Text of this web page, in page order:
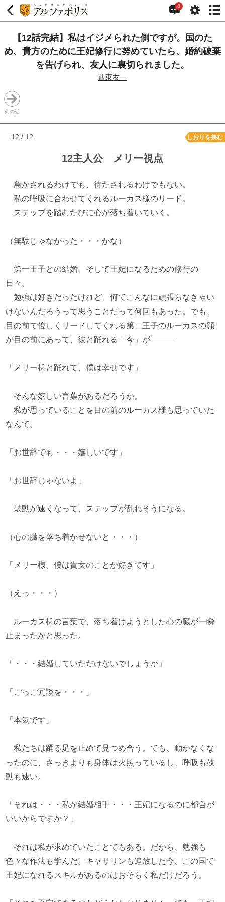
8
【12話完結】私はイジメられた側ですが。国のた
め、貴方のために王妃修行に努めていたら、婚約破棄
を告げられ、友人に裏切られました。
西東友一
前の話
12 / 12 しおりを挟む
12主人公 メリー視点
急かされるわけでも、待たされるわけでもない。
私の呼吸に合わせてくれるルーカス様のリード。
ステップを踏むたびに心が落ち着いていく。
（無駄じゃなかった・・・かな）
第一王子との結婚、そして王妃になるための修行の
日々。
勉強は好きだったけれど、何でこんなに頑張らなきゃい
けないんだろうって思うことだって何回もあった。でも、
目の前で優しくリードしてくれる第二王子のルーカスの顔
が目の前にあって、彼と踊れる「今」が―――
「メリー様と踊れて、僕は幸せです」
そんな嬉しい言葉があるだろうか。
私が思っていることを目の前のルーカス様も思っていた
なんて。
「お世辞でも・・・嬉しいです」
「お世辞じゃないよ」
鼓動が速くなって、ステップが乱れそうになる。
（心の臓を落ち着かせないと・・・）
「メリー様。僕は貴女のことが好きです」
（えっ・・・）
ルーカス様の言葉で、落ち着けようとした心の臓が一瞬
止まったかと思った。
「・・・結婚していただけないでしょうか」
「ごっご冗談を・・・」
「本気です」
私たちは踊る足を止めて見つめ合う。でも、動かなくな
ったのに、さっきよりも身体は火照っているし、呼吸も鼓
動も速い。
「それは・・・私が結婚相手・・・王妃になるのに都合が
いいからですか？」
それは私が求めていたことでもある。だから、勉強も
色々な作法も学んだ。キャサリンも追放した今、この国で
王妃になれるスキルがあるのはおそらく私だけだろう。